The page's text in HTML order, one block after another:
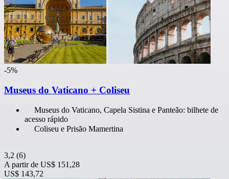
-5%
Museus do Vaticano + Coliseu
Museus do Vaticano, Capela Sistina e Panteão: bilhete de
acesso rápido
Coliseu e Prisão Mamertina
3,2 (6)
A partir de US$ 151,28
US$ 143,72